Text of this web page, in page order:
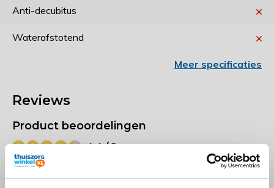
Anti-decubitus
Waterafstotend
Meer specificaties
Reviews
Product beoordelingen
4.4 / 5
DoorKees- 05-08-2025 11:19